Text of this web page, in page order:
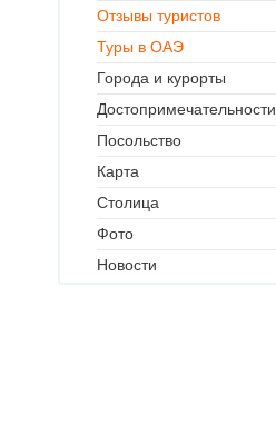
Отзывы туристов
Туры в ОАЭ
Города и курорты
Достопримечательности
Посольство
Карта
Столица
Фото
Новости